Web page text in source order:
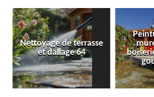
terrasse
64
Peinture façade,
muret, toiture,
boiserie, ferronerie,
gouttière 64